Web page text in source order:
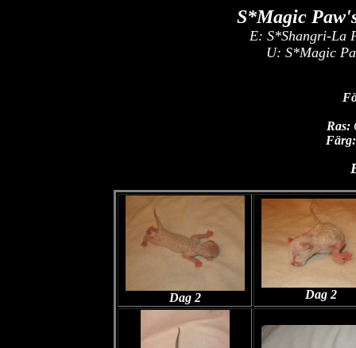
S*Magic
E: S*Shangri-La
U: S*Magic
Ras:
Dag 2 Dag 2